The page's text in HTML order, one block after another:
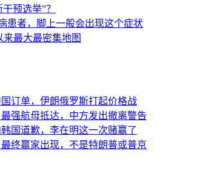
预选举”？
患者，脚上一般会出现这个症状
来最大最密集地图
订单，伊朗俄罗斯打起价格战
强航母抵达，中方发出撤离警告
国道歉，李在明这一次赌赢了
终赢家出现，不是特朗普或普京